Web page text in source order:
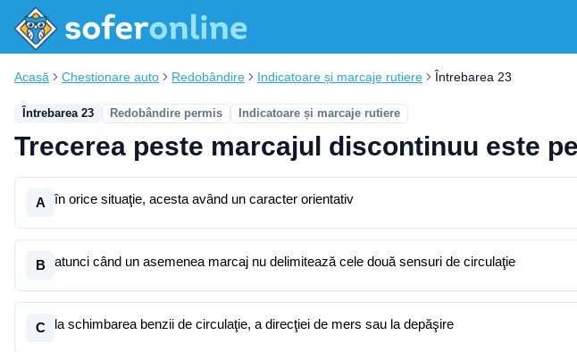
Acasă Chestionare auto Redobândire Indicatoare și marcaje rutiere Întrebarea 23
Întrebarea 23 Redobândire permis Indicatoare și marcaje rutiere
Trecerea peste marcajul discontinuu este
A în orice situaţie, acesta având un caracter orientativ
B atunci când un asemenea marcaj nu delimitează cele două sensuri de circulaţie
C la schimbarea benzii de circulaţie, a direcţiei de mers sau la depăşire